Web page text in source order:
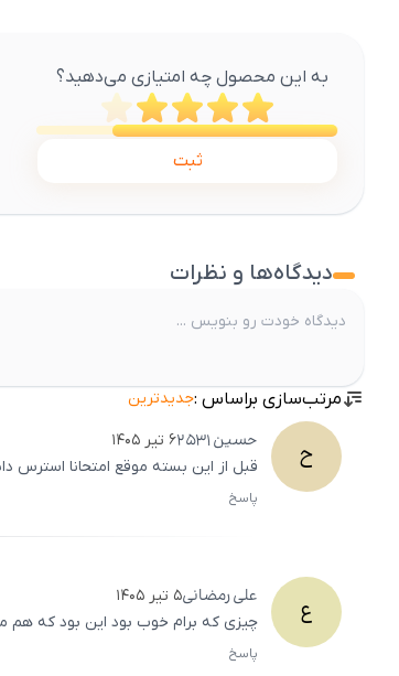
به این محصول چه امتیازی می‌دهید؟
ثبت
دیدگاه‌ها و نظرات
مرتب‌سازی براساس :جدیدترین
ح حسین2531۶ تیر ۱۴۰۵
قبل از این بسته موقع امتحانا
پاسخ
ع علیرمضانی۵ تیر ۱۴۰۵
چیزی که برام خوب بود این بود که هم
پاسخ